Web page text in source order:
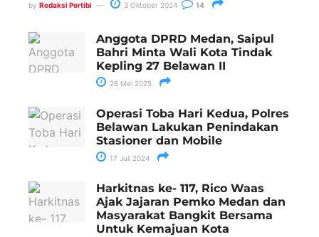
by Redaksi Portibi 3 Oktober 2024 14
Anggota DPRD Medan, Saipul
Bahri Minta Wali Kota Tindak
Kepling 27 Belawan II
26 Mei 2025
Operasi Toba Hari Kedua, Polres
Belawan Lakukan Penindakan
Stasioner dan Mobile
17 Juli 2024
Harkitnas ke- 117, Rico Waas
Ajak Jajaran Pemko Medan dan
Masyarakat Bangkit Bersama
Untuk Kemajuan Kota